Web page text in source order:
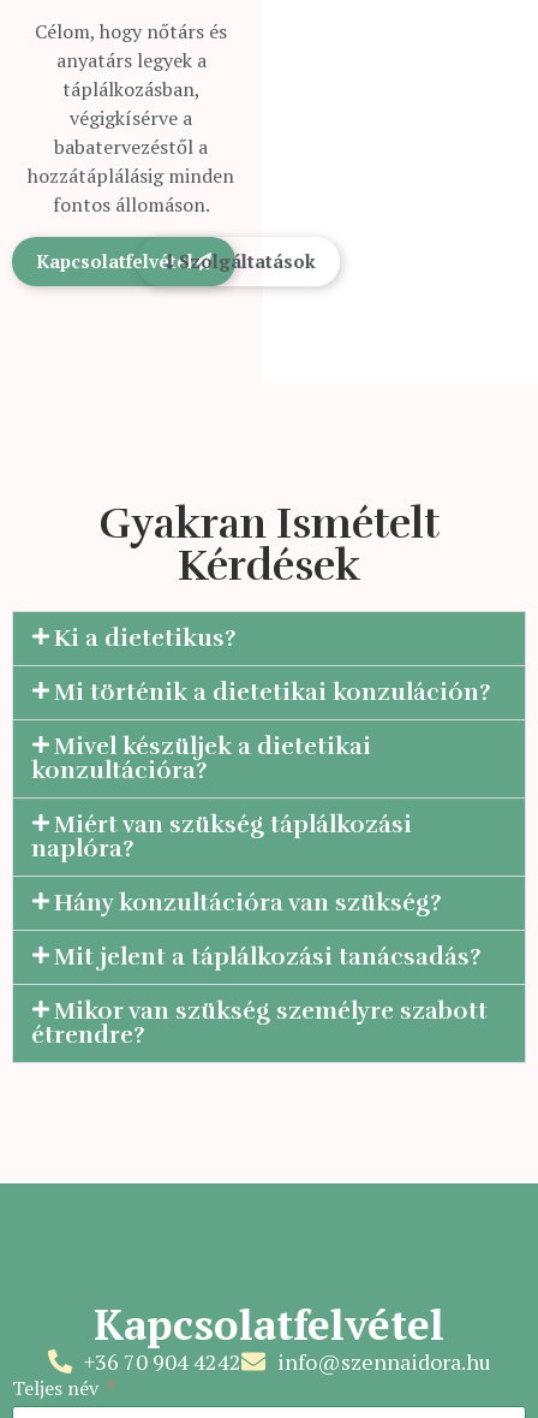
Célom, hogy nőtárs és
anyatárs legyek a
táplálkozásban,
végigkísérve a
babatervezéstől a
hozzátáplálásig minden
fontos állomáson.
KapcsolatfelvételSzolgáltatások
Gyakran Ismételt
Kérdések
Ki a dietetikus?
Mi történik a dietetikai konzuláción?
Mivel készüljek a dietetikai
konzultációra?
Miért van szükség táplálkozási
naplóra?
Hány konzultációra van szükség?
Mit jelent a táplálkozási tanácsadás?
Mikor van szükség személyre szabott
étrendre?
Kapcsolatfelvétel
+36 70 904 4242 info@szennaidora.hu
Teljes név